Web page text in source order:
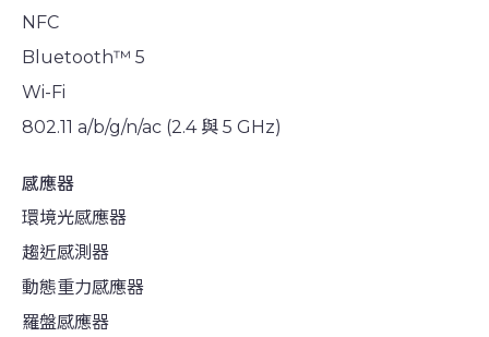
NFC
Bluetooth™ 5
Wi-Fi
802.11 a/b/g/n/ac (2.4 與 5 GHz)
感應器
環境光感應器
趨近感測器
動態重力感應器
羅盤感應器